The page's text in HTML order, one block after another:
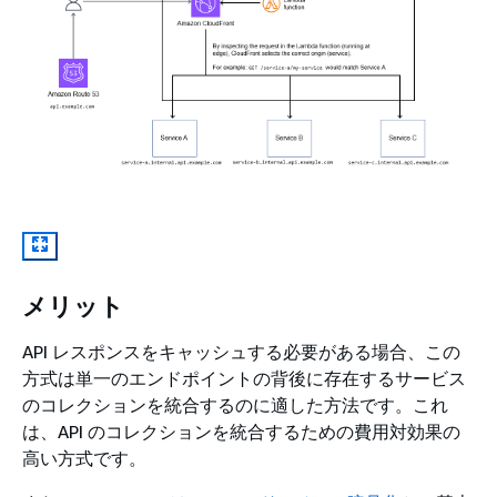
メリット
API レスポンスをキャッシュする必要がある場合、この
方式は単一のエンドポイントの背後に存在するサービス
のコレクションを統合するのに適した方法です。これ
は、API のコレクションを統合するための費用対効果の
高い方式です。